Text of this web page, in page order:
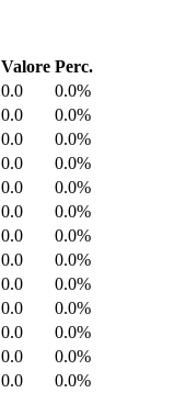
Valore Perc.
0.0
0.0%
0.0
0.0%
0.0
0.0%
0.0
0.0%
0.0
0.0%
0.0
0.0%
0.0
0.0%
0.0
0.0%
0.0
0.0%
0.0
0.0%
0.0
0.0%
0.0
0.0%
0.0
0.0%